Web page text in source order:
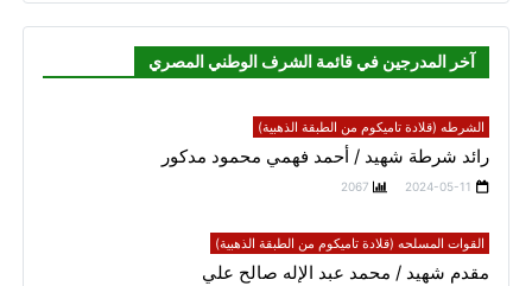
آخر المدرجين في قائمة الشرف الوطني المصري
الشرطه (قلادة تاميكوم من الطبقة الذهبية)
رائد شرطة شهيد / أحمد فهمي محمود مدكور
2024-05-11
2067
القوات المسلحه (قلادة تاميكوم من الطبقة الذهبية)
مقدم شهيد / محمد عبد الإله صالح علي